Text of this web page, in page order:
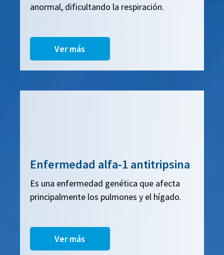
anormal, dificultando la respiración.
Ver más
Enfermedad alfa-1 antitripsina
Es una enfermedad genética que afecta
principalmente los pulmones y el hígado.
Ver más